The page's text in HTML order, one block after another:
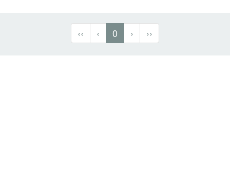
‹‹ ‹ 0 › ››